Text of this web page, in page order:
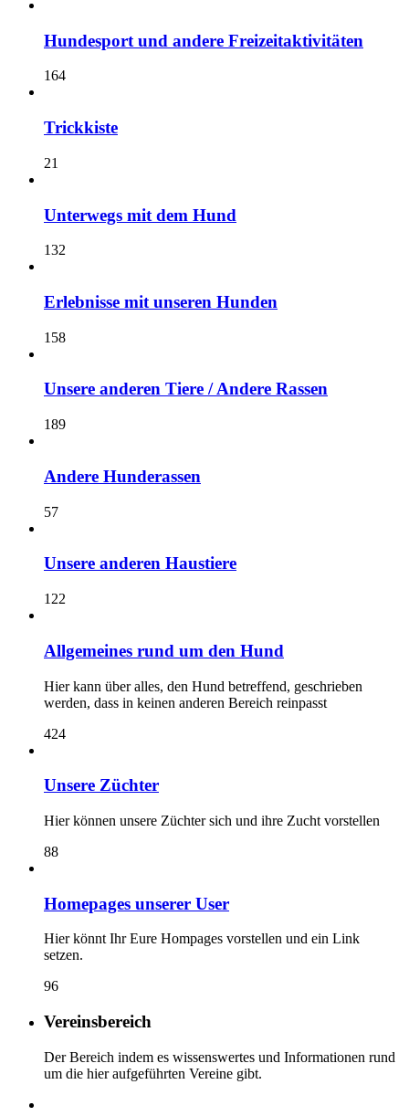
Hundesport und andere Freizeitaktivitäten
164
Trickkiste
21
Unterwegs mit dem Hund
132
Erlebnisse mit unseren Hunden
158
Unsere anderen Tiere / Andere Rassen
189
Andere Hunderassen
57
Unsere anderen Haustiere
122
Allgemeines rund um den Hund
Hier kann über alles, den Hund betreffend, geschrieben
werden, dass in keinen anderen Bereich reinpasst
424
Unsere Züchter
Hier können unsere Züchter sich und ihre Zucht vorstellen
88
Homepages unserer User
Hier könnt Ihr Eure Hompages vorstellen und ein Link
setzen.
96
Vereinsbereich
Der Bereich indem es wissenswertes und Informationen rund
um die hier aufgeführten Vereine gibt.